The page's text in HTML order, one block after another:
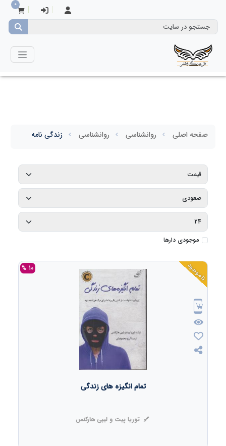
0
صفحه اصلی روانشناسی روانشناسی زندگی نامه
موجودی دارها
ناموجود 10 %
تمام انگیزه های زندگی
توریا پیت و لیبی هارکنس